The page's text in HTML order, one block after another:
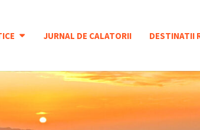
JURNAL DE CALATORII DESTINATII